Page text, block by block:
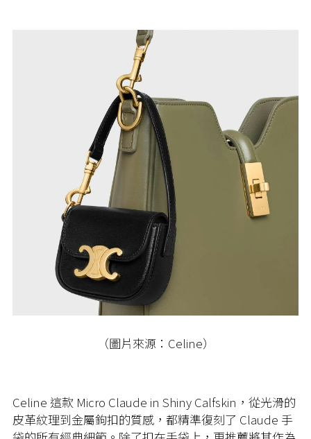
（圖片來源：Celine）
Celine 這款 Micro Claude in Shiny Calfskin，從光滑的
皮革紋理到金屬鉤扣的質感，都精準復刻了 Claude 手